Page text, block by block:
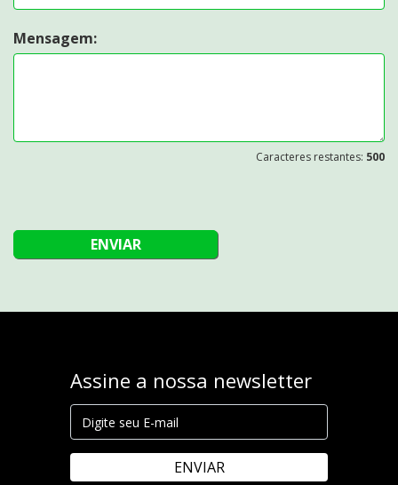
Mensagem:
Caracteres restantes: 500
ENVIAR
Assine a nossa newsletter
ENVIAR